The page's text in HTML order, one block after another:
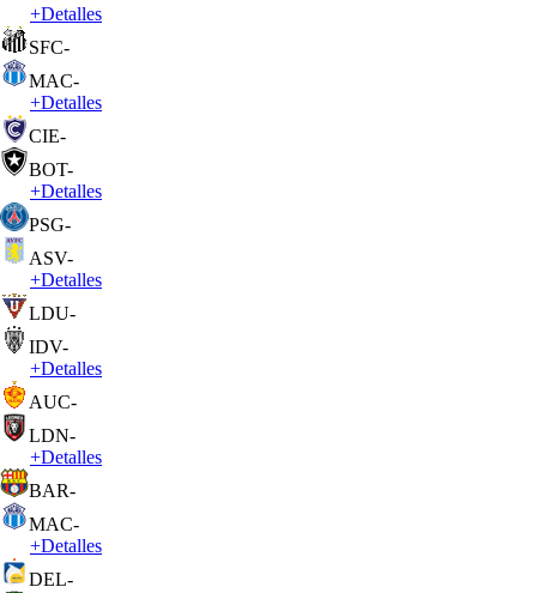
+Detalles
SFC-
MAC-
+Detalles
CIE-
BOT-
+Detalles
PSG-
ASV-
+Detalles
LDU-
IDV-
+Detalles
AUC-
LDN-
+Detalles
BAR-
MAC-
+Detalles
DEL-